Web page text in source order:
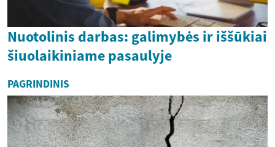
Nuotolinis darbas: galimybės ir iššūkiai
šiuolaikiniame pasaulyje
PAGRINDINIS